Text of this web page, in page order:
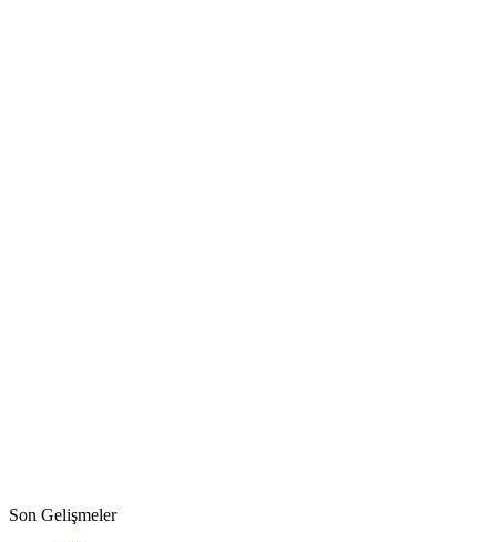
Son Gelişmeler